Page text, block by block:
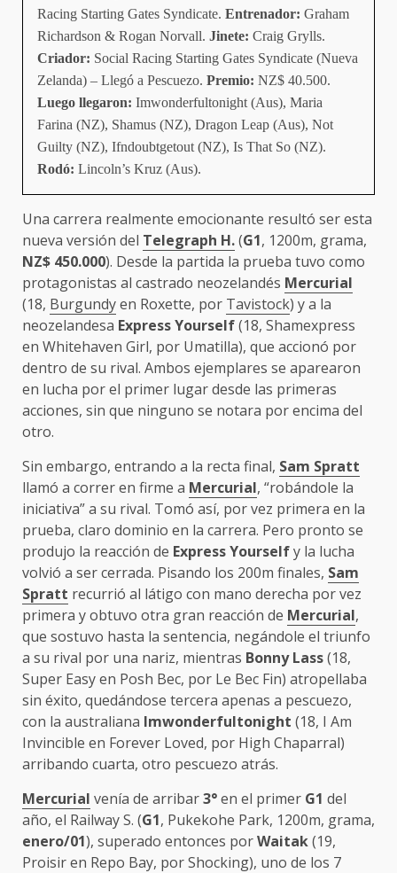
Racing Starting Gates Syndicate. Entrenador: Graham
Richardson & Rogan Norvall. Jinete: Craig Grylls.
Criador: Social Racing Starting Gates Syndicate (Nueva
Zelanda) – Llegó a Pescuezo. Premio: NZ$ 40.500.
Luego llegaron: Imwonderfultonight (Aus), Maria
Farina (NZ), Shamus (NZ), Dragon Leap (Aus), Not
Guilty (NZ), Ifndoubtgetout (NZ), Is That So (NZ).
Rodó: Lincoln’s Kruz (Aus).
Una carrera realmente emocionante resultó ser esta
nueva versión del Telegraph H.(G1, 1200m, grama,
NZ$ 450.000). Desde la partida la prueba tuvo como
protagonistas al castrado neozelandés Mercurial
(18, Burgundyen Roxette, por Tavistock) y a la
neozelandesa Express Yourself(18, Shamexpress
en Whitehaven Girl, por Umatilla), que accionó por
dentro de su rival. Ambos ejemplares se aparearon
en lucha por el primer lugar desde las primeras
acciones, sin que ninguno se notara por encima del
otro.
Sin embargo, entrando a la recta final, Sam Spratt
llamó a correr en firme a Mercurial, “robándole la
iniciativa” a su rival. Tomó así, por vez primera en la
prueba, claro dominio en la carrera. Pero pronto se
produjo la reacción de Express Yourselfy la lucha
volvió a ser cerrada. Pisando los 200m finales, Sam
Spratt recurrió al látigo con mano derecha por vez
primera y obtuvo otra gran reacción de Mercurial,
que sostuvo hasta la sentencia, negándole el triunfo
a su rival por una nariz, mientras Bonny Lass(18,
Super Easy en Posh Bec, por Le Bec Fin) atropellaba
sin éxito, quedándose tercera apenas a pescuezo,
con la australiana Imwonderfultonight (18, I Am
Invincible en Forever Loved, por High Chaparral)
arribando cuarta, otro pescuezo atrás.
Mercurial venía de arribar3°en el primer G1 del
año, el Railway S. (G1, Pukekohe Park, 1200m, grama,
enero/01), superado entonces porWaitak(19,
Proisir en Repo Bay, por Shocking), uno de los 7